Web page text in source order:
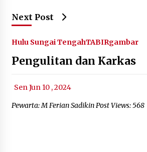
Next Post
Hulu Sungai TengahTABIRgambar
Pengulitan dan Karkas
Sen Jun 10 , 2024
Pewarta: M Ferian Sadikin Post Views: 568